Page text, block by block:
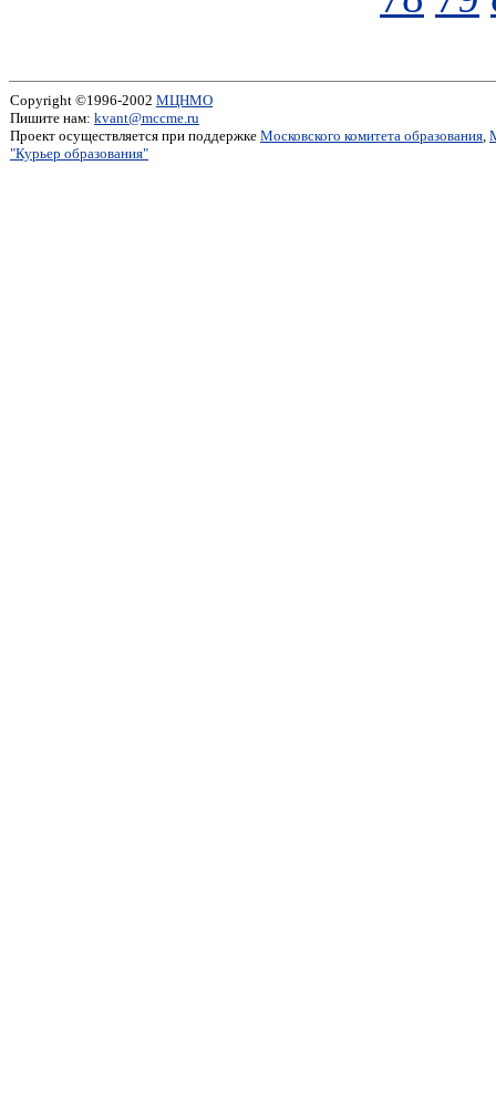
Copyright ©1996-2002 МЦНМО
Пишите нам: kvant@mccme.ru
Проект осуществляется при поддержке Московского комитета образования,
"Курьер образования"